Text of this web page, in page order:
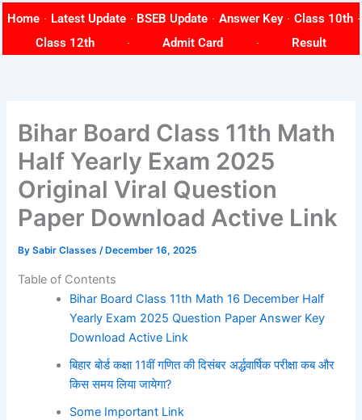
content
Home Latest Update BSEB Update Answer Key
Class 10th
Class 12th
Admit Card Result
Bihar Board Class 11th Math
Half Yearly Exam 2025
Original Viral Question
Paper Download Active Link
BySabir Classes/ December 16, 2025
Table of Contents
Bihar Board Class 11th Math 16 December Half
Yearly Exam 2025 Question Paper Answer Key
Download Active Link
बिहार बोर्ड कक्षा 11वीं गणित की दिसंबर अर्द्धवार्षिक परीक्षा कब और
किस समय लिया जायेगा?
Some Important Link